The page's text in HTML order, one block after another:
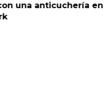
ante devastador